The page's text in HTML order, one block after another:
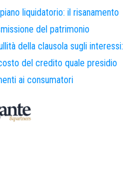
liquidatorio: il risanamento
del patrimonio
della clausola sugli interessi:
del credito quale presidio
ai consumatori